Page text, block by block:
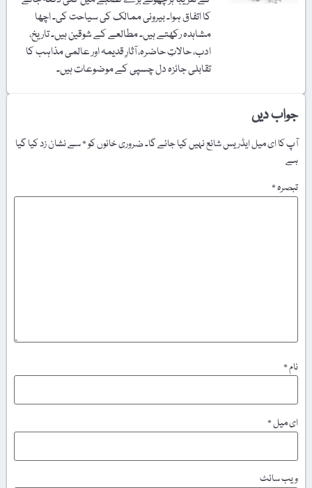
کا اتفاق ہوا۔ بیرونی ممالک کی سیاحت کی۔ اچھا
مشاہدہ رکھتے ہیں۔ مطالعے کے شوقین ہیں۔ تاریخ،
ادب، حالاتِ حاضرہ، آثارِ قدیمہ اور عالمی مذاہب کا
تقابلی جائزہ دل چسپی کے موضوعات ہیں۔
جواب دیں
آپ کا ای میل ایڈریس شائع نہیں کیا جائے گا۔ضروری خانوں کو*سے نشان زد کیا گیا
ہے
تبصرہ*
نام*
ای میل*
ویب‌ سائٹ